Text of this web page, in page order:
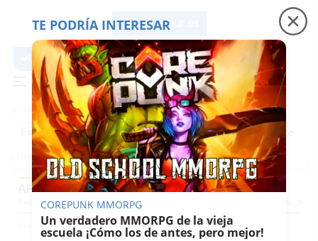
lavozdelsur.es
lavozdelsur.es
Es noticia Precio luz Padre Coraje Fábrica de botellas
APRENDIENDO A COCINAR
PequevozComprasPantallazos
Sabor Del Sur Aprendiendo A Cocinar
TE PODRÍA INTERESAR
COREPUNK MMORPG
Un verdadero MMORPG de la vieja
escuela ¡Cómo los de antes, pero mejor!